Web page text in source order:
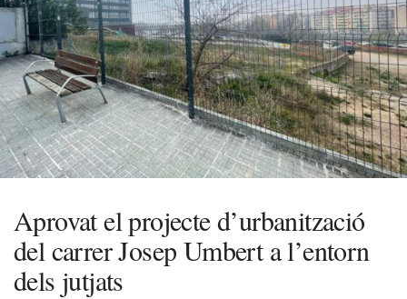
Aprovat el projecte d’urbanització
del carrer Josep Umbert a l’entorn
dels jutjats